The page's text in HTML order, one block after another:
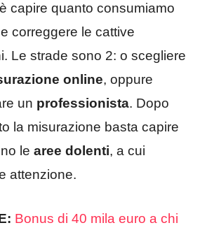
capire quanto consumiamo
correggere le cattive
Le strade sono 2: o scegliere
online, oppure
un professionista. Dopo
la misurazione basta capire
le aree dolenti, a cui
attenzione.
Bonus di 40 mila euro a chi